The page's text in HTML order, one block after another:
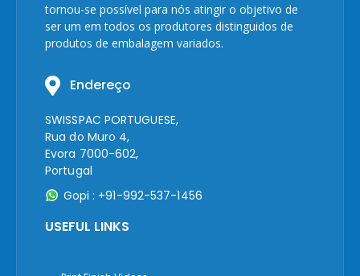
tornou-se possível para nós atingir o objetivo de
ser um em todos os produtores distinguidos de
produtos de embalagem variados.
Endereço
SWISSPAC PORTUGUESE,
Rua do Muro 4,
Evora 7000-602,
Portugal
Gopi : +91-992-537-1456
USEFUL LINKS